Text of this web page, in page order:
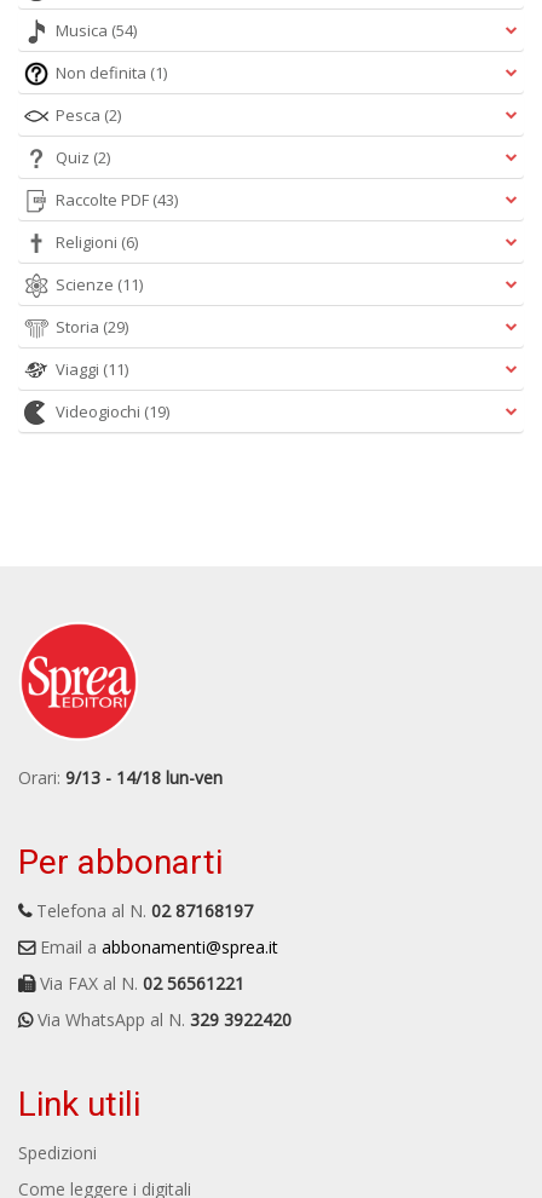
Musica (54)
Non definita (1)
Pesca (2)
Quiz (2)
Raccolte PDF (43)
Religioni (6)
Scienze (11)
Storia (29)
Viaggi (11)
Videogiochi (19)
Orari: 9/13 - 14/18 lun-ven
Per abbonarti
Telefona al N. 02 87168197
Email a abbonamenti@sprea.it
Via FAX al N. 02 56561221
Via WhatsApp al N. 329 3922420
Link utili
Spedizioni
Come leggere i digitali